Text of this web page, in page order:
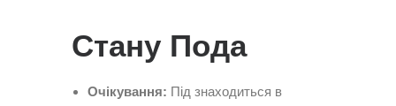
Стану Пода
Очікування: Під знаходиться в